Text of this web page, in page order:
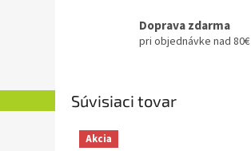
Doprava zdarma
pri objednávke nad 80€
Súvisiaci tovar
Akcia